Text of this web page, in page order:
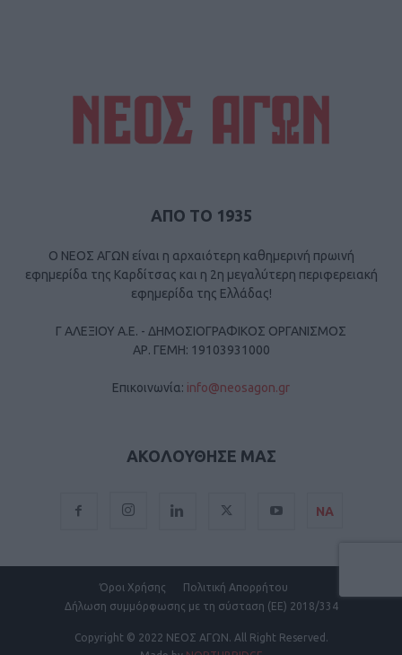
ΑΠΟ ΤΟ 1935
Ο ΝΕΟΣ ΑΓΩΝ είναι η αρχαιότερη καθημερινή πρωινή
εφημερίδα της Καρδίτσας και η 2η μεγαλύτερη περιφερειακή
εφημερίδα της Ελλάδας!
Γ ΑΛΕΞΙΟΥ Α.Ε. - ΔΗΜΟΣΙΟΓΡΑΦΙΚΟΣ ΟΡΓΑΝΙΣΜΟΣ
ΑΡ. ΓΕΜΗ: 19103931000
Επικοινωνία: info@neosagon.gr
ΑΚΟΛΟΥΘΗΣΕ ΜΑΣ
ΝΑ
Όροι Χρήσης
Πολιτική Απορρήτου
Δήλωση συμμόρφωσης με τη σύσταση (ΕΕ) 2018/334
Copyright © 2022 ΝΕΟΣ ΑΓΩΝ. All Right Reserved.